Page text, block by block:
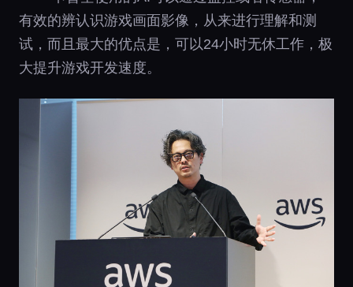
有效的辨认识游戏画面影像，从来进行理解和测
试，而且最大的优点是，可以24小时无休工作，极
大提升游戏开发速度。